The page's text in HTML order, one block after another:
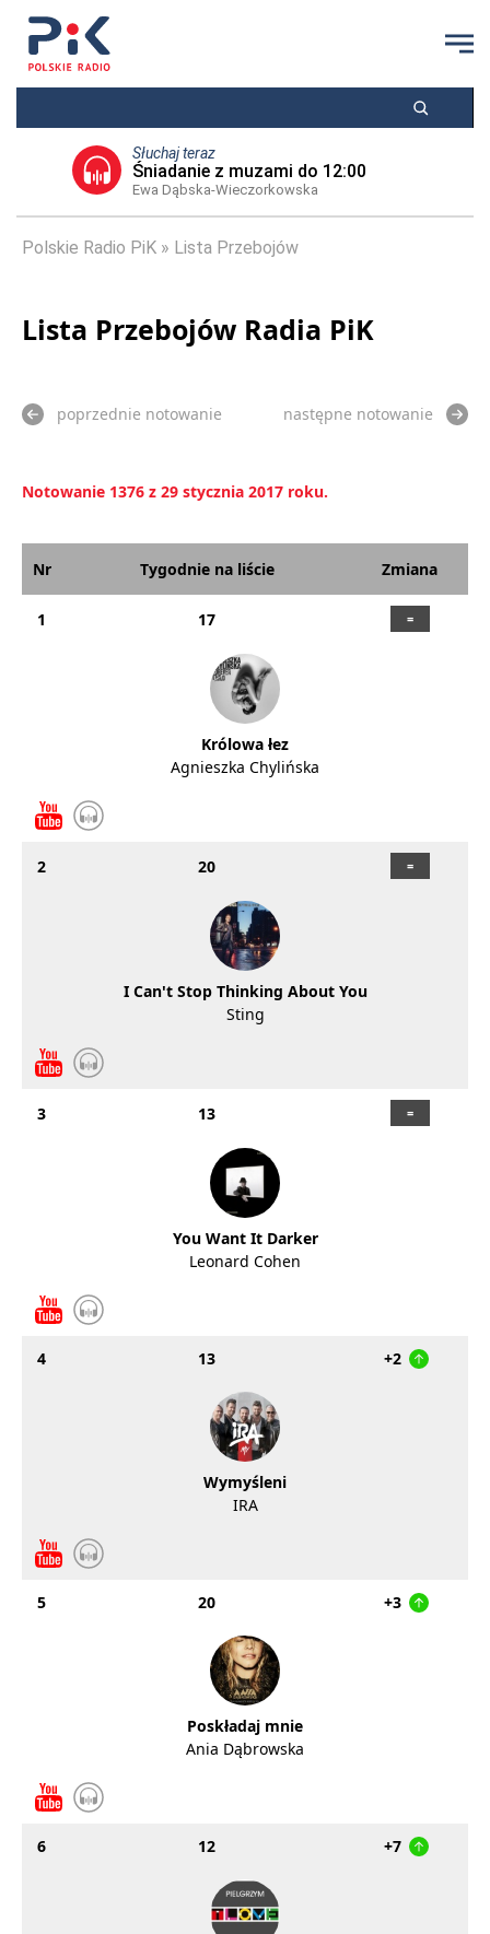
Słuchaj teraz
Śniadanie z muzami do 12:00
Ewa Dąbska-Wieczorkowska
Polskie Radio PiK Lista Przebojów
Lista Przebojów Radia PiK
poprzednie notowanie następne notowanie
Notowanie 1376 z 29 stycznia 2017 roku.
Nr Tygodnie na liście Zmiana
1 17
Królowa łez
Agnieszka Chylińska
2 20
I Can't Stop Thinking About You
Sting
3 13
You Want It Darker
Leonard Cohen
4 13 +2
Wymyśleni
IRA
5 20 +3
Poskładaj mnie
Ania Dąbrowska
6 12 +7